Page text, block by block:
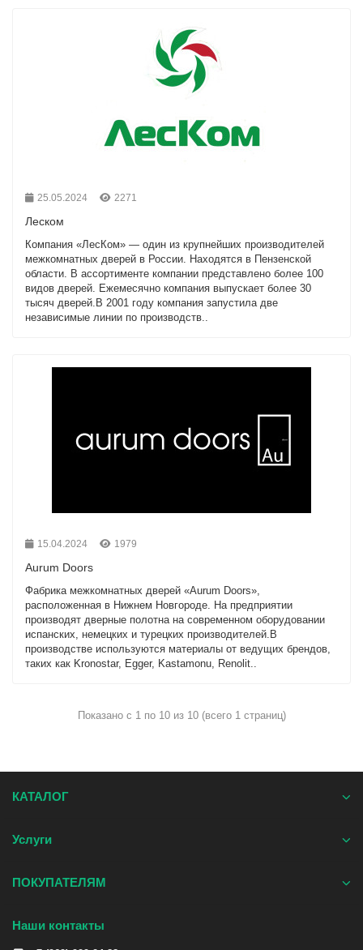
25.05.2024 2271
Леском
Компания «ЛесКом» — один из крупнейших производителей
межкомнатных дверей в России. Находятся в Пензенской
области. В ассортименте компании представлено более 100
видов дверей. Ежемесячно компания выпускает более 30
тысяч дверей.В 2001 году компания запустила две
независимые линии по производств..
15.04.2024 1979
Aurum Doors
Фабрика межкомнатных дверей «Aurum Doors»,
расположенная в Нижнем Новгороде. На предприятии
производят дверные полотна на современном оборудовании
испанских, немецких и турецких производителей.В
производстве используются материалы от ведущих брендов,
таких как Kronostar, Egger, Kastamonu, Renolit..
Показано с 1 по 10 из 10 (всего 1 страниц)
КАТАЛОГ
Услуги
ПОКУПАТЕЛЯМ
Наши контакты